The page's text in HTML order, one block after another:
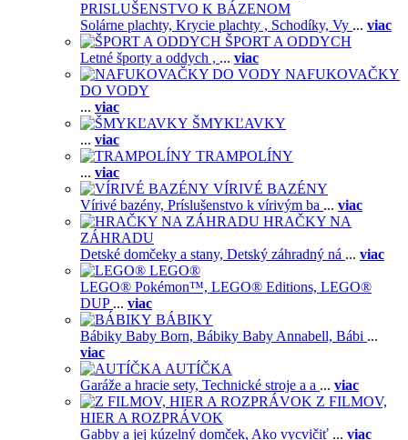
PRISLUŠENSTVO K BÁZENOM
Solárne plachty, Krycie plachty , Schodíky, Vy ... viac
ŠPORT A ODDYCH
Letné športy a oddych , ... viac
NAFUKOVAČKY
DO VODY
... viac
ŠMYKĽAVKY
... viac
TRAMPOLÍNY
... viac
VÍRIVÉ BAZÉNY
Vírivé bazény, Príslušenstvo k vírivým ba ... viac
HRAČKY NA
ZÁHRADU
Detské domčeky a stany, Detský záhradný ná ... viac
LEGO®
LEGO® Pokémon™, LEGO® Editions, LEGO®
DUP ... viac
BÁBIKY
Bábiky Baby Born, Bábiky Baby Annabell, Bábi ...
viac
AUTÍČKA
Garáže a hracie sety, Technické stroje a a ... viac
Z FILMOV,
HIER A ROZPRÁVOK
Gabby a jej kúzelný domček, Ako vycvičiť ... viac